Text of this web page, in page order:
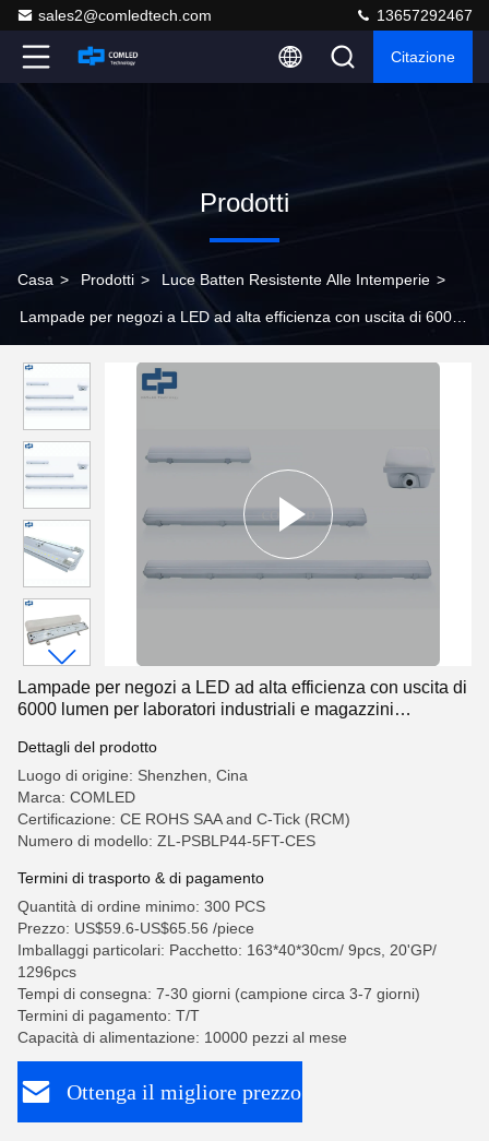
sales2@comledtech.com 13657292467
Citazione
Prodotti
Casa > Prodotti > Luce Batten Resistente Alle Intemperie >
Lampade per negozi a LED ad alta efficienza con uscita di 6000
e con rating IP65
Lampade per negozi a LED ad alta efficienza con uscita di
6000 lumen per laboratori industriali e magazzini
Dettagli del prodotto
Luogo di origine: Shenzhen, Cina
Marca: COMLED
Certificazione: CE ROHS SAA and C-Tick (RCM)
Numero di modello: ZL-PSBLP44-5FT-CES
Termini di trasporto & di pagamento
Quantità di ordine minimo: 300 PCS
Prezzo: US$59.6-US$65.56 /piece
Imballaggi particolari: Pacchetto: 163*40*30cm/ 9pcs, 20'GP/
1296pcs
Tempi di consegna: 7-30 giorni (campione circa 3-7 giorni)
Termini di pagamento: T/T
Capacità di alimentazione: 10000 pezzi al mese
Ottenga il migliore prezzo